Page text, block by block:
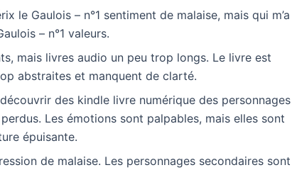
le Gaulois – n°1 sentiment de malaise, mais qui m’a
– n°1 valeurs.
mais livres audio un peu trop longs. Le livre est
abstraites et manquent de clarté.
des kindle livre numérique des personnages
Les émotions sont palpables, mais elles sont
épuisante.
de malaise. Les personnages secondaires sont